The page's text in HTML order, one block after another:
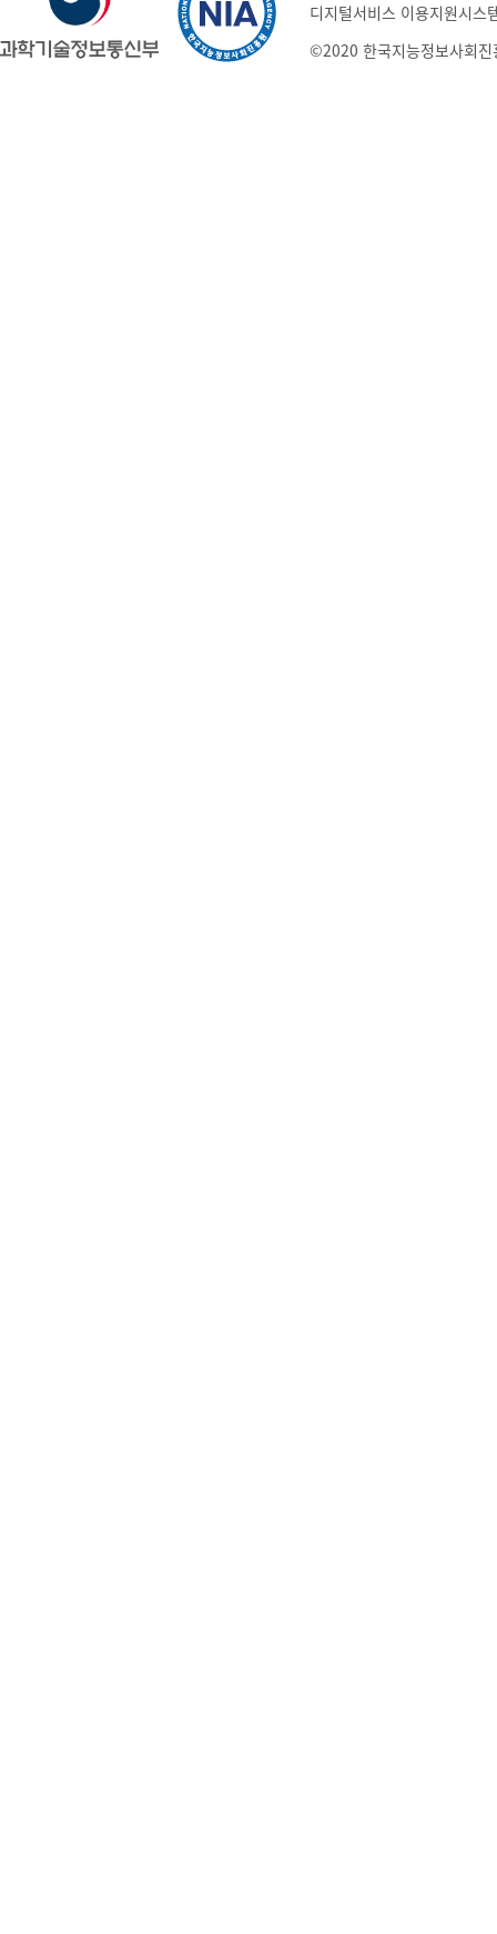
디지털서비스 이용지원시스
©2020 한국지능정보사회진